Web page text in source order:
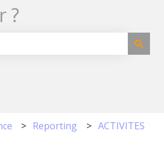
?
Reporting ACTIVITES